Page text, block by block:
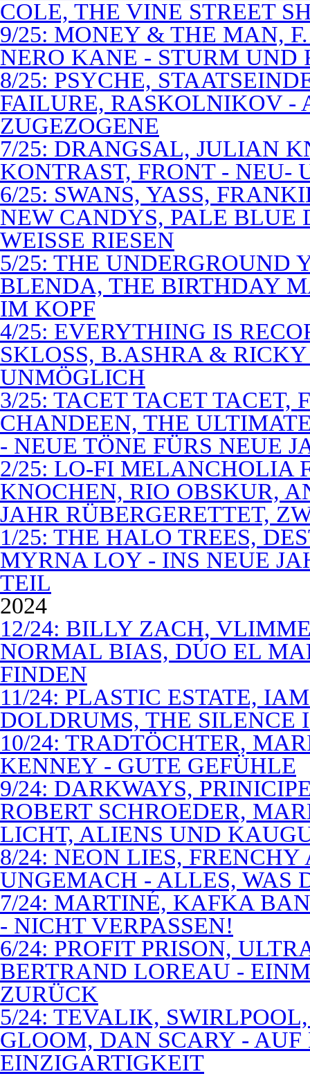
COLE, THE VINE STREET
9/25: MONEY & THE MAN,
NERO KANE - STURM UND
8/25: PSYCHE,
FAILURE, RASKOLNIKOV -
ZUGEZOGENE
7/25: DRANGSAL, JULIAN
KONTRAST, FRONT - NEU-
6/25: SWANS, YASS,
NEW CANDYS, PALE BLUE
WEISSE RIESEN
5/25: THE UNDERGROUND
BLENDA, THE BIRTHDAY
IM KOPF
4/25: EVERYTHING IS
SKLOSS, B.ASHRA &
UNMÖGLICH
3/25: TACET TACET TACET,
CHANDEEN, THE
- NEUE TÖNE FÜRS NEUE
2/25: LO-FI MELANCHOLIA
KNOCHEN, RIO OBSKUR,
JAHR RÜBERGERETTET,
1/25: THE HALO TREES,
MYRNA LOY - INS NEUE
TEIL
2024
12/24: BILLY ZACH,
NORMAL BIAS, DÚO EL
FINDEN
11/24: PLASTIC ESTATE,
DOLDRUMS, THE SILENCE
10/24: TRADTÖCHTER,
KENNEY - GUTE GEFÜHLE
9/24: DARKWAYS,
ROBERT SCHROEDER,
LICHT, ALIENS UND
8/24: NEON LIES,
UNGEMACH - ALLES, WAS
7/24: MARTINÉ, KAFKA
- NICHT VERPASSEN!
6/24: PROFIT PRISON,
BERTRAND LOREAU -
ZURÜCK
5/24: TEVALIK,
GLOOM, DAN SCARY -
EINZIGARTIGKEIT